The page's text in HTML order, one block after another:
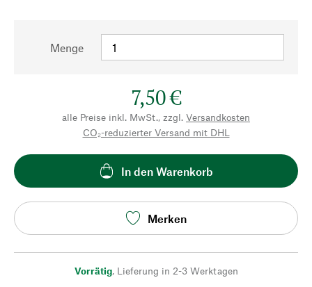
Menge
7,50 €
alle Preise inkl. MwSt., zzgl. Versandkosten
CO₂-reduzierter Versand mit DHL
In den Warenkorb
Merken
Vorrätig, Lieferung in 2-3 Werktagen